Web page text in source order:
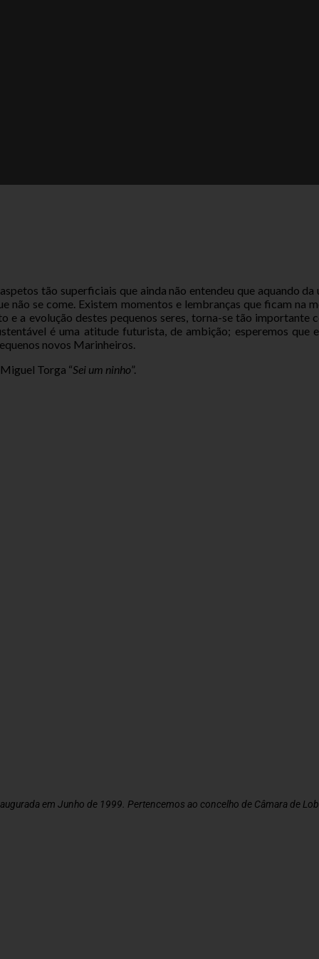
tão superficiais que ainda não entendeu que aquando
não se come. Existem momentos e lembranças que ficam na
e a evolução destes pequenos seres, torna-se tão
é uma atitude futurista, de ambição; esperemos que
novos Marinheiros.
Torga “Sei um ninho”.
em Junho de 1999. Pertencemos ao concelho de Câmara de